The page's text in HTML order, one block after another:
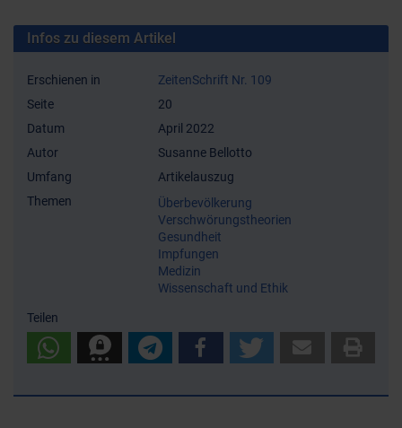
Infos zu diesem Artikel
Erschienen in
ZeitenSchrift Nr. 109
Seite
20
Datum
April 2022
Autor
Susanne Bellotto
Umfang
Artikelauszug
Themen
Überbevölkerung
Verschwörungstheorien
Gesundheit
Impfungen
Medizin
Wissenschaft und Ethik
Teilen